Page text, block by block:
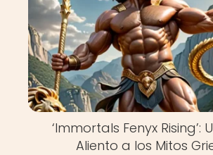
‘Immortals Fenyx Rising’:
Aliento a los Mitos